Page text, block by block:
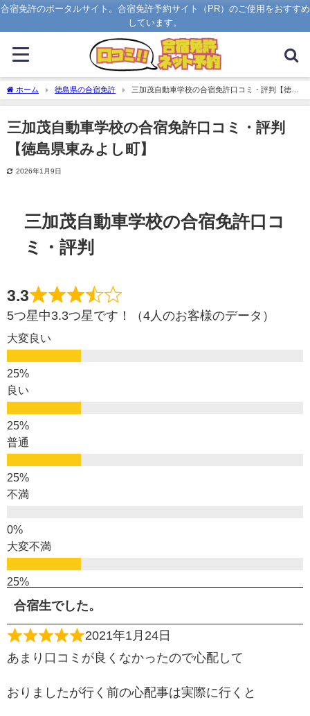
合宿免許のポータルサイト。合宿免許予約サイト（PR）のご使用をおすすめ
しています。
ホーム 徳島県の合宿免許
三加茂自動車学校の合宿免許口コミ・評判【徳島
県東みよし町】
三加茂自動車学校の合宿免許口コミ・評判
【徳島県東みよし町】
2026年1月9日
三加茂自動車学校の合宿免許口コ
ミ・評判
3.3
5つ星中3.3つ星です！（4人のお客様のデータ）
大変良い
良い
普通
不満
大変不満
合宿生でした。
2021年1月24日
あまり口コミが良くなかったので心配して
おりましたが行く前の心配事は実際に行くと